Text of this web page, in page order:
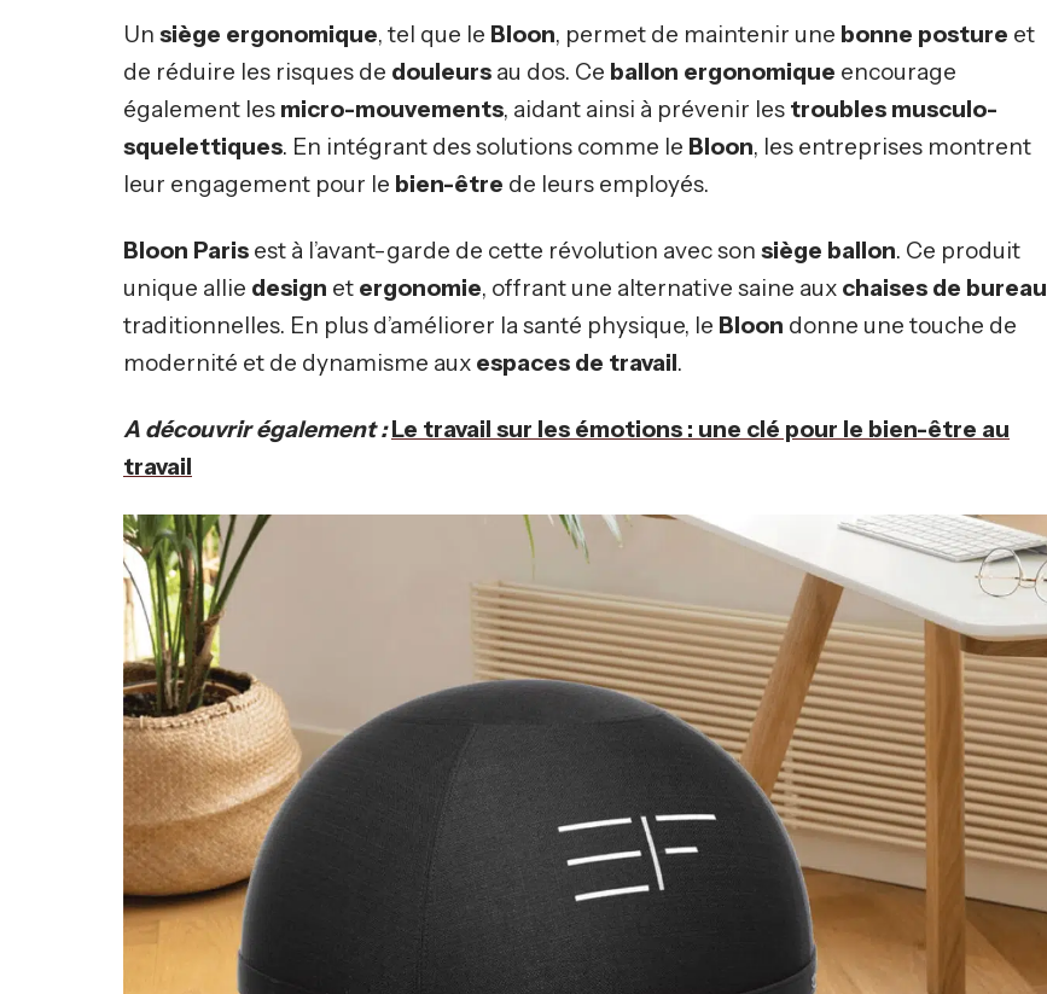
Un siège ergonomique, tel que le Bloon, permet de maintenir une bonne posture et
de réduire les risques de douleurs au dos. Ce ballon ergonomique encourage
également les micro-mouvements, aidant ainsi à prévenir les troubles musculo-
squelettiques. En intégrant des solutions comme le Bloon, les entreprises montrent
leur engagement pour le bien-être de leurs employés.
Bloon Paris est à l’avant-garde de cette révolution avec son siège ballon. Ce produit
unique allie design et ergonomie, offrant une alternative saine aux chaises de bureau
traditionnelles. En plus d’améliorer la santé physique, le Bloon donne une touche de
modernité et de dynamisme aux espaces de travail.
A découvrir également : Le travail sur les émotions : une clé pour le bien-être au
travail